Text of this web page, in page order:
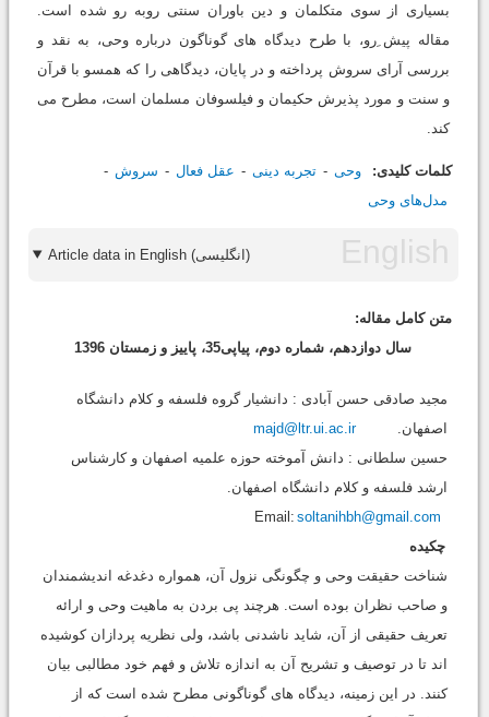
بسیاری از سوی متکلمان و دین باوران سنتی روبه رو شده است.
مقاله پیش ِرو، با طرح دیدگاه های گوناگون درباره وحی، به نقد و
بررسی آرای سروش پرداخته و در پایان، دیدگاهی را که همسو با قرآن
و سنت و مورد پذیرش حکیمان و فیلسوفان مسلمان است، مطرح می
کند.
کلمات کلیدی: وحی تجربه دینی عقل فعال
سروش
مدل‌های وحی
Article data in English (انگلیسی)
متن کامل مقاله:
سال دوازدهم، شماره دوم، پیاپی35، پاییز و زمستان 1396
مجید صادقی حسن آبادی : دانشیار گروه فلسفه و کلام دانشگاه
اصفهان.
majd@ltr.ui.ac.ir
حسین سلطانی : دانش آموخته حوزه علمیه اصفهان و کارشناس
ارشد فلسفه و کلام دانشگاه اصفهان.
soltanihbh@gmail.com
چکیده
شناخت حقیقت وحی و چگونگی نزول آن، همواره دغدغه اندیشمندان
و صاحب نظران بوده است. هرچند پی بردن به ماهیت وحی و ارائه
تعریف حقیقی از آن، شاید ناشدنی باشد، ولی نظریه پردازان کوشیده
اند تا در توصیف و تشریح آن به اندازه تلاش و فهم خود مطالبی بیان
کنند. در این زمینه، دیدگاه های گوناگونی مطرح شده است که از